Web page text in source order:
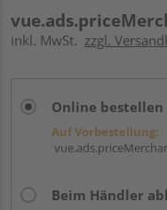
inkl. MwSt. zzgl.
Online bestellen
Auf Vorbestellung:
Beim Händler